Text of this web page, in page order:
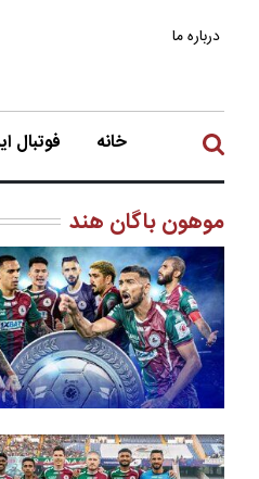
درباره ما
خانه فوتبال
موهون باگان هند